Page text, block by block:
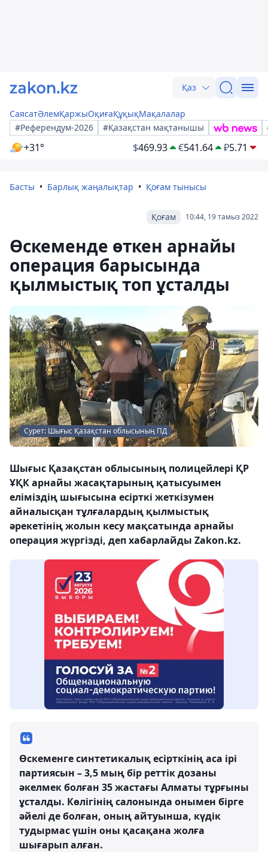
Қаз
СаясатӘлемҚаржыОқиғаҚұқықМақалалар
#Референдум-2026
#Қазақстан мақтанышы
+31° $469.93 €541.64 ₽5.71
Басты Барлық жаңалықтар Қоғам тынысы
10:44, 19 тамыз 2022
Қоғам
Өскеменде өткен арнайы
операция барысында
қылмыстық топ ұсталды
Сурет: Шығыс Қазақстан облысының ПД
Шығыс Қазақстан облысының полицейлері ҚР
ҰҚК арнайы жасақтарының қатысуымен
еліміздің шығысына есірткі жеткізумен
айналысқан тұлғалардың қылмыстық
әрекетінің жолын кесу мақсатында арнайы
операция жүргізді, деп хабарлайды Zakon.kz.
Өскеменге синтетикалық есірткінің аса ірі
партиясын – 3,5 мың бір реттік дозаны
әкелмек болған 35 жастағы Алматы тұрғыны
ұсталды. Көлігінің салонында онымен бірге
әйелі де болған, оның айтуынша, күдік
тудырмас үшін оны қасақана жолға
шығарып алған.